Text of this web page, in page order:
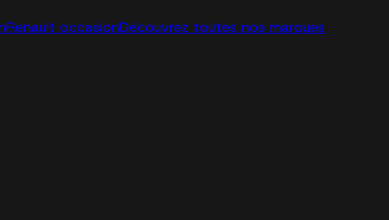
Renault occasionDécouvrez toutes nos marques